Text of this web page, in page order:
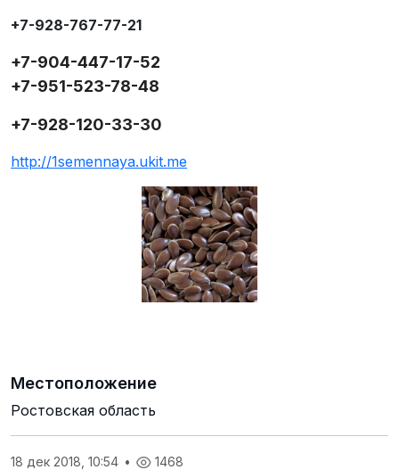
+7-928-767-77-21
+7-904-447-17-52
+7-951-523-78-48
+7-928-120-33-30
http://1semennaya.ukit.me
Местоположение
Ростовская область
18 дек 2018, 10:54 • 1468